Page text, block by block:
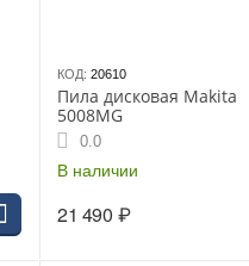
КОД: 20610
Пила дисковая Makita
5008MG
0.0
В наличии
21 490 ₽